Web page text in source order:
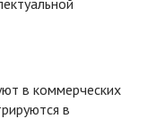
в коммерческих
в